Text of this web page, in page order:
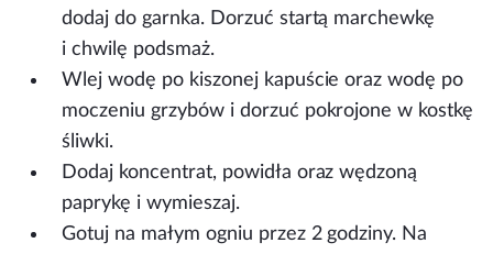
dodaj do garnka. Dorzuć startą marchewkę
i chwilę podsmaż.
Wlej wodę po kiszonej kapuście oraz wodę po
moczeniu grzybów i dorzuć pokrojone w kostkę
śliwki.
Dodaj koncentrat, powidła oraz wędzoną
paprykę i wymieszaj.
Gotuj na małym ogniu przez 2 godziny. Na